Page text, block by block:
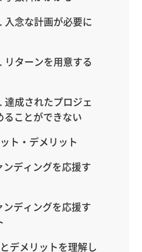
入念な計画が必要に
リターンを用意する
達成されたプロジェ
ることができない
ト・デメリット
ンディングを応援す
ンディングを応援す
デメリットを理解し